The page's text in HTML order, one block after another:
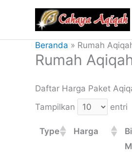
konten
Beranda Rumah
Rumah
Daftar Harga Paket
Tampilkan
entri
Type Harga